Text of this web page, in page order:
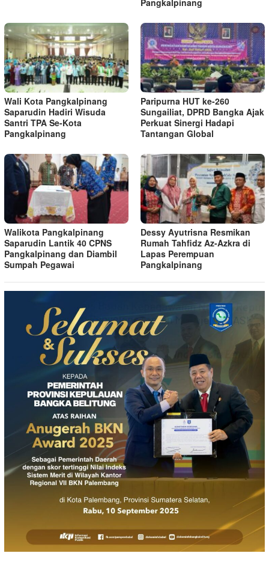
Pangkalpinang
Wali Kota Pangkalpinang
Saparudin Hadiri Wisuda
Santri TPA Se-Kota
Pangkalpinang
Paripurna HUT ke-260
Sungailiat, DPRD Bangka Ajak
Perkuat Sinergi Hadapi
Tantangan Global
Walikota Pangkalpinang
Saparudin Lantik 40 CPNS
Pangkalpinang dan Diambil
Sumpah Pegawai
Dessy Ayutrisna Resmikan
Rumah Tahfidz Az-Azkra di
Lapas Perempuan
Pangkalpinang